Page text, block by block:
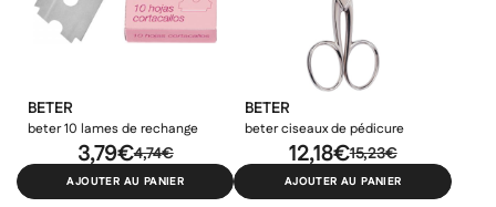
BETER
beter 10 lames de rechange
4,74€
3,79€
AJOUTER AU PANIER
BETER
beter ciseaux de pédicure
15,23€
12,18€
AJOUTER AU PANIER